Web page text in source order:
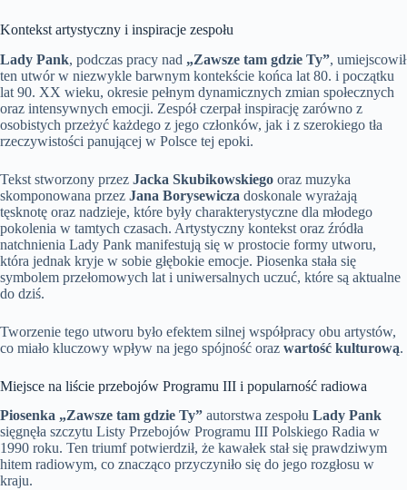
Kontekst artystyczny i inspiracje zespołu
Lady Pank, podczas pracy nad „Zawsze tam gdzie Ty”, umiejscowił
ten utwór w niezwykle barwnym kontekście końca lat 80. i początku
lat 90. XX wieku, okresie pełnym dynamicznych zmian społecznych
oraz intensywnych emocji. Zespół czerpał inspirację zarówno z
osobistych przeżyć każdego z jego członków, jak i z szerokiego tła
rzeczywistości panującej w Polsce tej epoki.
Tekst stworzony przez Jacka Skubikowskiego oraz muzyka
skomponowana przez Jana Borysewicza doskonale wyrażają
tęsknotę oraz nadzieje, które były charakterystyczne dla młodego
pokolenia w tamtych czasach. Artystyczny kontekst oraz źródła
natchnienia Lady Pank manifestują się w prostocie formy utworu,
która jednak kryje w sobie głębokie emocje. Piosenka stała się
symbolem przełomowych lat i uniwersalnych uczuć, które są aktualne
do dziś.
Tworzenie tego utworu było efektem silnej współpracy obu artystów,
co miało kluczowy wpływ na jego spójność oraz wartość kulturową.
Miejsce na liście przebojów Programu III i popularność radiowa
Piosenka „Zawsze tam gdzie Ty” autorstwa zespołu Lady Pank
sięgnęła szczytu Listy Przebojów Programu III Polskiego Radia w
1990 roku. Ten triumf potwierdził, że kawałek stał się prawdziwym
hitem radiowym, co znacząco przyczyniło się do jego rozgłosu w
kraju.